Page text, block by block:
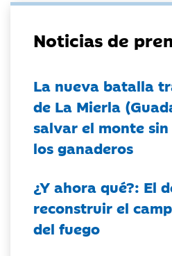
Noticias de
La nueva batalla
de La Mierla
salvar el monte
los ganaderos
¿Y ahora qué?: El
reconstruir el
del fuego